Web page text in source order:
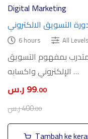
Digital Marketing
التسويق الالكتروني
6 hours All Levels
بمفهوم التسويق
الإلكتروني واكسابه …
99.00 ر.س
400.00
ر.س